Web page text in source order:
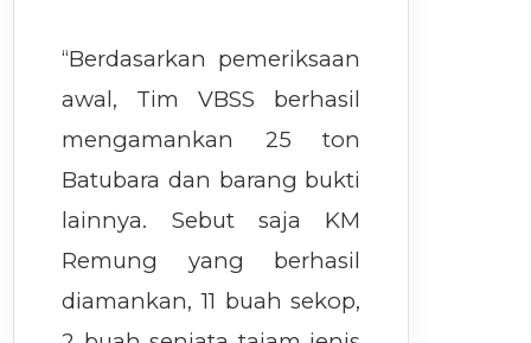
“Berdasarkan pemeriksaan
awal, Tim VBSS berhasil
mengamankan 25 ton
Batubara dan barang bukti
lainnya. Sebut saja KM
Remung yang berhasil
diamankan, 11 buah sekop,